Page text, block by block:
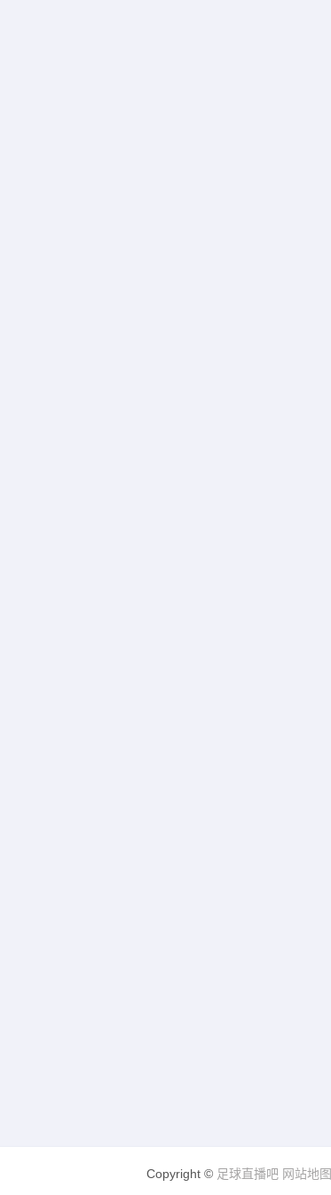
Copyright © 足球直播吧 网站地图